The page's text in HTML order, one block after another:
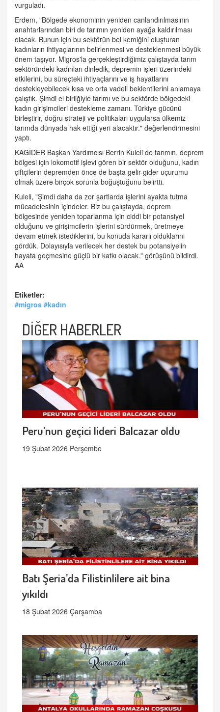
vurguladı.
Erdem, "Bölgede ekonominin yeniden canlandırılmasının
anahtarlarından biri de tarımın yeniden ayağa kaldırılması
olacak. Bunun için bu sektörün bel kemiğini oluşturan
kadınların ihtiyaçlarının belirlenmesi ve desteklenmesi büyük
önem taşıyor. Migros'la gerçekleştirdiğimiz çalıştayda tarım
sektöründeki kadınları dinledik, depremin işleri üzerindeki
etkilerini, bu süreçteki ihtiyaçlarını ve iş hayatlarını
destekleyebilecek kısa ve orta vadeli beklentilerini anlamaya
çalıştık. Şimdi el birliğiyle tarımı ve bu sektörde bölgedeki
kadın girişimcileri destekleme zamanı. Türkiye gücünü
birleştirir, doğru strateji ve politikaları uygularsa ülkemiz
tarımda dünyada hak ettiği yeri alacaktır." değerlendirmesini
yaptı.
KAGİDER Başkan Yardımcısı Berrin Kuleli de tarımın, deprem
bölgesi için lokomotif işlevi gören bir sektör olduğunu, kadın
çiftçilerin depremden önce de başta gelir-gider uçurumu
olmak üzere birçok sorunla boğuştuğunu belirtti.
Kuleli, "Şimdi daha da zor şartlarda işlerini ayakta tutma
mücadelesinin içindeler. Biz bu çalıştayda, deprem
bölgesinde yeniden toparlanma için ciddi bir potansiyel
olduğunu ve girişimcilerin işlerini sürdürmek, üretmeye
devam etmek istediklerini, bu konuda kararlı olduklarını
gördük. Dolayısıyla verilecek her destek bu potansiyelin
hayata geçmesine güçlü bir katkı olacak." görüşünü bildirdi.
AA
Etiketler:
#migros #kadın
DİĞER HABERLER
Peru’nun geçici lideri Balcazar oldu
19 Şubat 2026 Perşembe
Batı Şeria’da Filistinlilere ait bina
yıkıldı
18 Şubat 2026 Çarşamba